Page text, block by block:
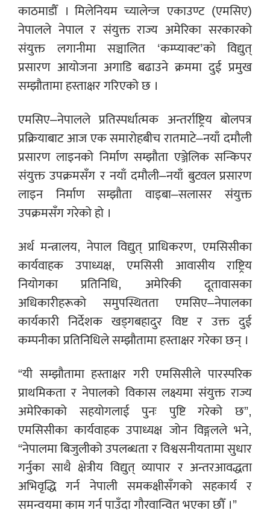
काठमाडौँ । मिलेनियम च्यालेन्ज एकाउण्ट (एमसिए)
नेपालले नेपाल र संयुक्त राज्य अमेरिका सरकारको
संयुक्त लगानीमा सञ्चालित ‘कम्प्याक्ट’को विद्युत्
प्रसारण आयोजना अगाडि बढाउने क्रममा दुई प्रमुख
सम्झौतामा हस्ताक्षर गरिएको छ ।
एमसिए–नेपालले प्रतिस्पर्धात्मक अन्तर्राष्ट्रिय बोलपत्र
प्रक्रियाबाट आज एक समारोहबीच रातमाटे–नयाँ दमौली
प्रसारण लाइनको निर्माण सम्झौता एञ्जेलिक सन्किपर
संयुक्त उपक्रमसँग र नयाँ दमौली–नयाँ बुटवल प्रसारण
लाइन निर्माण सम्झौता वाइबा–सलासर संयुक्त
उपक्रमसँग गरेको हो ।
अर्थ मन्त्रालय, नेपाल विद्युत् प्राधिकरण, एमसिसीका
कार्यवाहक उपाध्यक्ष, एमसिसी आवासीय राष्ट्रिय
नियोगका प्रतिनिधि, अमेरिकी दूतावासका
अधिकारीहरूको समुपस्थितता एमसिए–नेपालका
कार्यकारी निर्देशक खड्गबहादुर विष्ट र उक्त दुई
कम्पनीका प्रतिनिधिले सम्झौतामा हस्ताक्षर गरेका छन् ।
“यी सम्झौतामा हस्ताक्षर गरी एमसिसीले पारस्परिक
प्राथमिकता र नेपालको विकास लक्ष्यमा संयुक्त राज्य
अमेरिकाको सहयोगलाई पुनः पुष्टि गरेको छ”,
एमसिसीका कार्यवाहक उपाध्यक्ष जोन विङ्गलले भने,
“नेपालमा बिजुलीको उपलब्धता र विश्वसनीयतामा सुधार
गर्नुका साथै क्षेत्रीय विद्युत् व्यापार र अन्तरआवद्धता
अभिवृद्धि गर्न नेपाली समकक्षीसँगको सहकार्य र
समन्वयमा काम गर्न पाउँदा गौरवान्वित भएका छौँ ।”